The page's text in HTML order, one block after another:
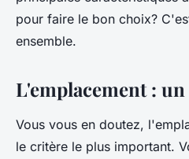
pour faire le bon choix?
ensemble.
L'emplacement :
Vous vous en doutez,
le critère le plus important.